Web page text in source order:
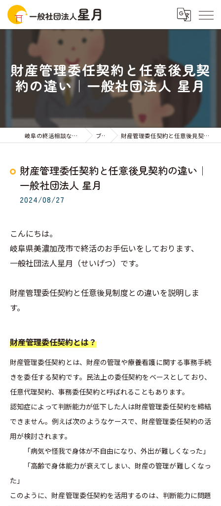
財産管理委任契約と任意後見契
約の違い｜一般社団法人 星月
岐阜の終活相談なら一般社団法人星月 ブログ 財産管理委任契約と任意後見契約の違い｜一般社団法人 星月
財産管理委任契約と任意後見契約の違い｜
一般社団法人 星月
2024/08/27
こんにちは。
岐阜県美濃加茂市で終活のお手伝いをしております、
一般社団法人星月（せいげつ）です。
財産管理委任契約と任意後見制度との違いを説明しま
す。
財産管理委任契約とは？
財産管理委任契約とは、財産の管理や療養看護に関する事務手続
きを委任する契約です。民法上の委任契約をベースとしており、
任意代理契約、事務委任契約と呼ばれることもあります。
認知症によって判断能力が低下した人は財産管理委任契約を締結
できません。例えば次のようなケースで、財産管理委任契約の活
用が検討されます。
「病気や怪我で身体が不自由になり、外出が難しくなった」
「高齢で身体能力が衰えてしまい、財産の管理が難しくなっ
た」
このように、財産管理委任契約を活用するのは、判断能力に問題